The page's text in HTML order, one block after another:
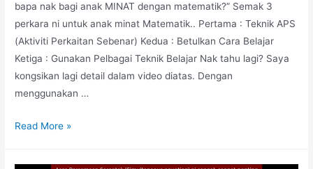
bapa nak bagi anak MINAT dengan matematik?” Semak 3
perkara ni untuk anak minat Matematik.. Pertama : Teknik APS
(Aktiviti Perkaitan Sebenar) Kedua : Betulkan Cara Belajar
Ketiga : Gunakan Pelbagai Teknik Belajar Nak tahu lagi? Saya
kongsikan lagi detail dalam video diatas. Dengan
menggunakan …
3
Read More »